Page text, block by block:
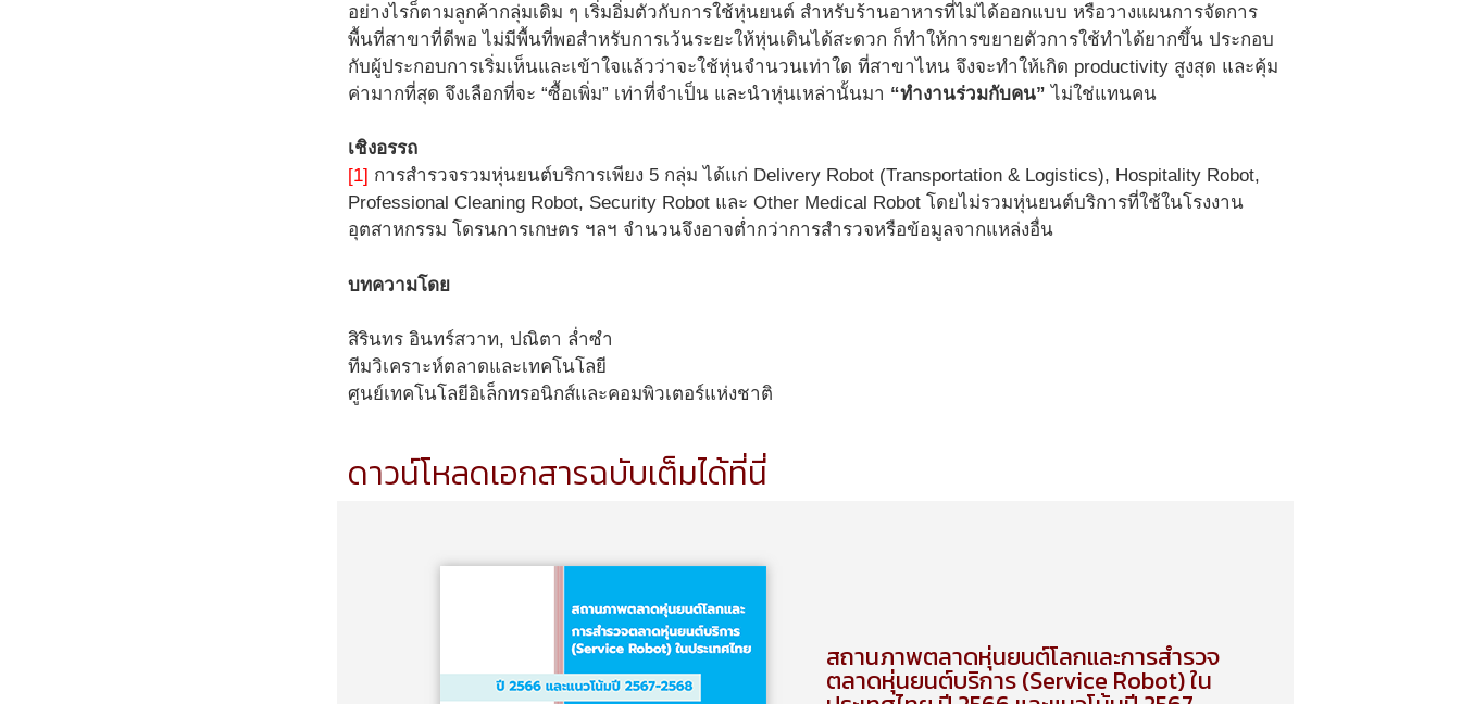
อย่างไรก็ตามลูกค้ากลุ่มเดิม ๆ เริ่มอิ่มตัวกับการใช้หุ่นยนต์ สำหรับร้านอาหารที่ไม่ได้ออกแบบ หรือวางแผนการจัดการ
พื้นที่สาขาที่ดีพอ ไม่มีพื้นที่พอสำหรับการเว้นระยะให้หุ่นเดินได้สะดวก ก็ทำให้การขยายตัวการใช้ทำได้ยากขึ้น ประกอบ
กับผู้ประกอบการเริ่มเห็นและเข้าใจแล้วว่าจะใช้หุ่นจำนวนเท่าใด ที่สาขาไหน จึงจะทำให้เกิด productivity สูงสุด และคุ้ม
ค่ามากที่สุด จึงเลือกที่จะ “ซื้อเพิ่ม” เท่าที่จำเป็น และนำหุ่นเหล่านั้นมา “ทำงานร่วมกับคน”ไม่ใช่แทนคน
เชิงอรรถ
[1] การสำรวจรวมหุ่นยนต์บริการเพียง 5 กลุ่ม ได้แก่ Delivery Robot (Transportation & Logistics), Hospitality Robot,
Professional Cleaning Robot, Security Robot และ Other Medical Robot โดยไม่รวมหุ่นยนต์บริการที่ใช้ในโรงงาน
อุตสาหกรรม โดรนการเกษตร ฯลฯ จำนวนจึงอาจต่ำกว่าการสำรวจหรือข้อมูลจากแหล่งอื่น
บทความโดย
สิรินทร อินทร์สวาท, ปณิตา ล่ำซำ
ทีมวิเคราะห์ตลาดและเทคโนโลยี
ศูนย์เทคโนโลยีอิเล็กทรอนิกส์และคอมพิวเตอร์แห่งชาติ
ดาวน์โหลดเอกสารฉบับเต็มได้ที่นี่
สถานภาพตลาดหุ่นยนต์โลกและการสำรวจ
ตลาดหุ่นยนต์บริการ (Service Robot) ใน